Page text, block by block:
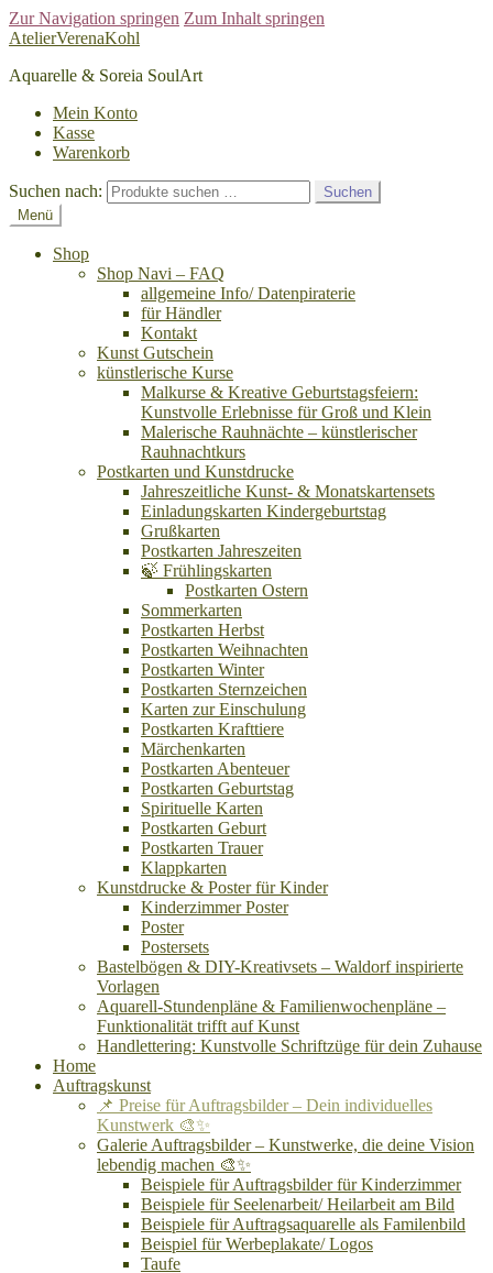
Zur Navigation springen Zum Inhalt springen
AtelierVerenaKohl
Aquarelle & Soreia SoulArt
Mein Konto
Kasse
Warenkorb
Suchen nach:
Suchen
Menü
Shop
Shop Navi – FAQ
allgemeine Info/ Datenpiraterie
für Händler
Kontakt
Kunst Gutschein
künstlerische Kurse
Malkurse & Kreative Geburtstagsfeiern:
Kunstvolle Erlebnisse für Groß und Klein
Malerische Rauhnächte – künstlerischer
Rauhnachtkurs
Postkarten und Kunstdrucke
Jahreszeitliche Kunst- & Monatskartensets
Einladungskarten Kindergeburtstag
Grußkarten
Postkarten Jahreszeiten
🍃 Frühlingskarten
Postkarten Ostern
Sommerkarten
Postkarten Herbst
Postkarten Weihnachten
Postkarten Winter
Postkarten Sternzeichen
Karten zur Einschulung
Postkarten Krafttiere
Märchenkarten
Postkarten Abenteuer
Postkarten Geburtstag
Spirituelle Karten
Postkarten Geburt
Postkarten Trauer
Klappkarten
Kunstdrucke & Poster für Kinder
Kinderzimmer Poster
Poster
Postersets
Bastelbögen & DIY-Kreativsets – Waldorf inspirierte
Vorlagen
Aquarell-Stundenpläne & Familienwochenpläne –
Funktionalität trifft auf Kunst
Handlettering: Kunstvolle Schriftzüge für dein Zuhause
Home
Auftragskunst
📌 Preise für Auftragsbilder – Dein individuelles
Kunstwerk 🎨✨
Galerie Auftragsbilder – Kunstwerke, die deine Vision
lebendig machen 🎨✨
Beispiele für Auftragsbilder für Kinderzimmer
Beispiele für Seelenarbeit/ Heilarbeit am Bild
Beispiele für Auftragsaquarelle als Familenbild
Beispiel für Werbeplakate/ Logos
Taufe